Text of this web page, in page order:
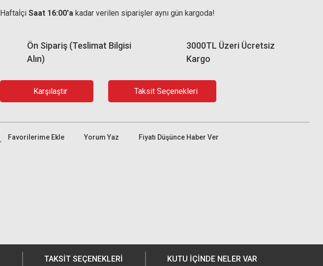
Haftaİçi Saat 16:00'a kadar verilen siparişler aynı gün kargoda!
3000TL Üzeri Ücretsiz
Kargo
Ön Sipariş (Teslimat Bilgisi
Alın)
Karşılaştır Taksit Seçenekleri
Yorum Yaz Fiyatı Düşünce Haber Ver
TAKSIT SEÇENEKLERI KUTU İÇİNDE NELER VAR